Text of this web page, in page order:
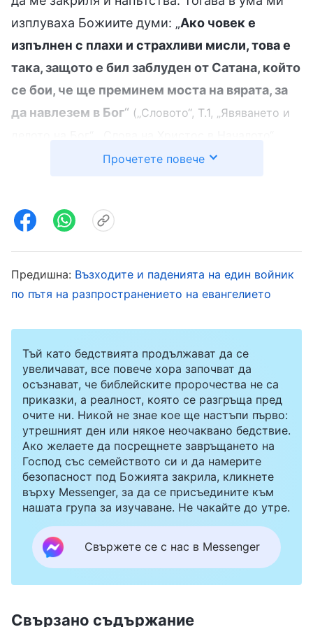
изплуваха Божиите думи: „Ако човек е
изпълнен с плахи и страхливи мисли, това е
така, защото е бил заблуден от Сатана, който
се бои, че ще преминем моста на вярата, за
да навлезем в Бог“ („Словото“, Т.1, „Явяването и
. Осъзнах, че страхът е от Сатана и
душата ми. Дори и да ме пребиеха до смърт,
вдъхна вяра и сила. Щях да остана верен и да
предпазя другите, дори и да платя с живота
затова пак ме повалиха с ритници на земята.
После взеха една палка, сложиха я на пода,
двама ме завлякоха до нея и си озовах на
колене върху палката. Болката в пищялите
беше неописуема. От очите ми потекоха
сълзи. Един от полицаите с все сила
настъпваше прасците ми, пак и пак. Толкова
ме заболя, че се разплаках, свих се на кълбо.
Той ми изкрещя да стана, но аз не можех да
помръдна, краката ми не ми се подчиняваха.
Потънал в бездна от страдание, аз се обърнах
Прочетете повече
Предишна: Възходите и паденията на един войник
по пътя на разпространението на евангелието
Тъй като бедствията продължават да се
увеличават, все повече хора започват да
осъзнават, че библейските пророчества не са
приказки, а реалност, която се разгръща пред
очите ни. Никой не знае кое ще настъпи първо:
утрешният ден или някое неочаквано бедствие.
Ако желаете да посрещнете завръщането на
Господ със семейството си и да намерите
безопасност под Божията закрила, кликнете
върху Messenger, за да се присъедините към
нашата група за изучаване. Не чакайте до утре.
Свържете се с нас в Messenger
Свързано съдържание